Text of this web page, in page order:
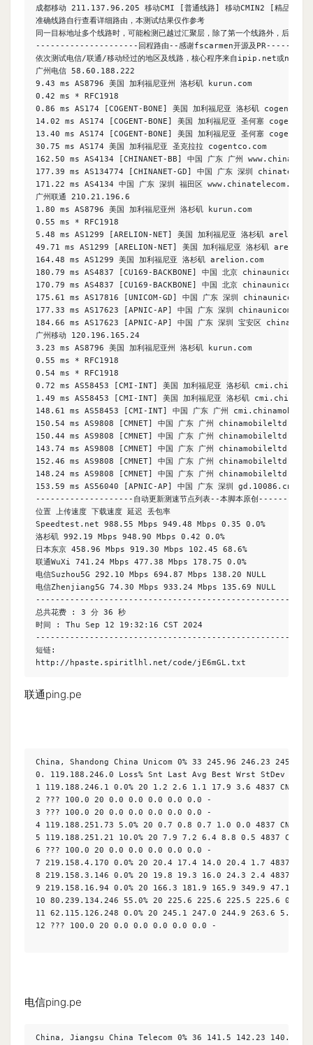
成都移动 211.137.96.205 移动CMI [普通线路] 移动CMIN2 [精品线路]
准确线路自行查看详细路由，本测试结果仅作参考
同一目标地址多个线路时，可能检测已越过汇聚层，除了第一个线路外，后续信
---------------------回程路由--感谢fscarmen开源及
依次测试电信/联通/移动经过的地区及线路，核心程序来自ipip.net或
广州电信 58.60.188.222
9.43 ms AS8796 美国 加利福尼亚州 洛杉矶 kurun.com
0.42 ms * RFC1918
0.86 ms AS174 [COGENT-BONE] 美国 加利福尼亚 洛杉矶
14.02 ms AS174 [COGENT-BONE] 美国 加利福尼亚 圣何塞
13.40 ms AS174 [COGENT-BONE] 美国 加利福尼亚 圣何塞
30.75 ms AS174 美国 加利福尼亚 圣克拉拉 cogentco.com
162.50 ms AS4134 [CHINANET-BB] 中国 广东 广州
177.39 ms AS134774 [CHINANET-GD] 中国 广东 深圳
171.22 ms AS4134 中国 广东 深圳 福田区
广州联通 210.21.196.6
1.80 ms AS8796 美国 加利福尼亚州 洛杉矶 kurun.com
0.55 ms * RFC1918
5.48 ms AS1299 [ARELION-NET] 美国 加利福尼亚 洛杉矶
49.71 ms AS1299 [ARELION-NET] 美国 加利福尼亚 洛杉矶
164.48 ms AS1299 美国 加利福尼亚 洛杉矶 arelion.com
180.79 ms AS4837 [CU169-BACKBONE] 中国 北京 chinaunicom.cn
170.79 ms AS4837 [CU169-BACKBONE] 中国 北京 chinaunicom.cn
175.61 ms AS17816 [UNICOM-GD] 中国 广东 深圳 chinaunicom.cn
177.33 ms AS17623 [APNIC-AP] 中国 广东 深圳 chinaunicom.cn
184.66 ms AS17623 [APNIC-AP] 中国 广东 深圳 宝安区
广州移动 120.196.165.24
3.23 ms AS8796 美国 加利福尼亚州 洛杉矶 kurun.com
0.55 ms * RFC1918
0.54 ms * RFC1918
0.72 ms AS58453 [CMI-INT] 美国 加利福尼亚 洛杉矶
1.49 ms AS58453 [CMI-INT] 美国 加利福尼亚 洛杉矶
148.61 ms AS58453 [CMI-INT] 中国 广东 广州
150.54 ms AS9808 [CMNET] 中国 广东 广州 chinamobileltd.com
150.44 ms AS9808 [CMNET] 中国 广东 广州 chinamobileltd.com
143.74 ms AS9808 [CMNET] 中国 广东 广州 chinamobileltd.com
152.46 ms AS9808 [CMNET] 中国 广东 广州 chinamobileltd.com
148.24 ms AS9808 [CMNET] 中国 广东 广州 chinamobileltd.com
153.59 ms AS56040 [APNIC-AP] 中国 广东 深圳 gd.10086.cn 移动
--------------------自动更新测速节点列表--本脚本原创
位置 上传速度 下载速度 延迟 丢包率
Speedtest.net 988.55 Mbps 949.48 Mbps 0.35 0.0%
洛杉矶 992.19 Mbps 948.90 Mbps 0.42 0.0%
日本东京 458.96 Mbps 919.30 Mbps 102.45 68.6%
联通WuXi 741.24 Mbps 477.38 Mbps 178.75 0.0%
电信Suzhou5G 292.10 Mbps 694.87 Mbps 138.20 NULL
电信Zhenjiang5G 74.30 Mbps 933.24 Mbps 135.69 NULL
总共花费 : 3 分 36 秒
时间 : Thu Sep 12 19:32:16 CST 2024
短链:
http://hpaste.spiritlhl.net/code/jE6mGL.txt
联通ping.pe
China, Shandong China Unicom 0% 33 245.96 246.23
0. 119.188.246.0 Loss% Snt Last Avg Best Wrst StDev AS
1 119.188.246.1 0.0% 20 1.2 2.6 1.1 17.9 3.6 4837 CN
2 ??? 100.0 20 0.0 0.0 0.0 0.0 0.0 -
3 ??? 100.0 20 0.0 0.0 0.0 0.0 0.0 -
4 119.188.251.73 5.0% 20 0.7 0.8 0.7 1.0 0.0 4837 CN
5 119.188.251.21 10.0% 20 7.9 7.2 6.4 8.8 0.5 4837 CN
6 ??? 100.0 20 0.0 0.0 0.0 0.0 0.0 -
7 219.158.4.170 0.0% 20 20.4 17.4 14.0 20.4 1.7 4837 CN
8 219.158.3.146 0.0% 20 19.8 19.3 16.0 24.3 2.4 4837 CN
9 219.158.16.94 0.0% 20 166.3 181.9 165.9 349.9 47.1 4837
10 80.239.134.246 55.0% 20 225.6 225.6 225.5 225.6 0.0
11 62.115.126.248 0.0% 20 245.1 247.0 244.9 263.6 5.6
12 ??? 100.0 20 0.0 0.0 0.0 0.0 0.0 -
电信ping.pe
China, Jiangsu China Telecom 0% 36 141.5 142.23 140.71